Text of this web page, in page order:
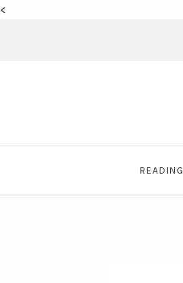
<
READING